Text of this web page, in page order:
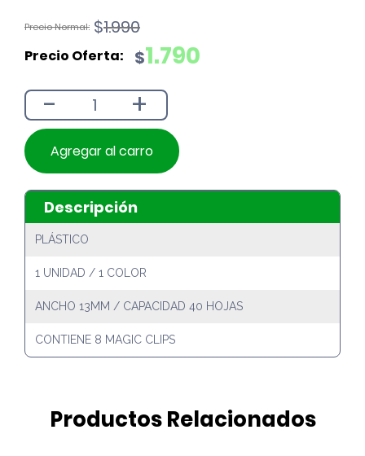
$1.990
El
original
$1.990.
$1.790
El
actual
$1.790.
- +
Agregar al carro
Descripción
PLÁSTICO
1 UNIDAD / 1 COLOR
ANCHO 13MM / CAPACIDAD 40 HOJAS
CONTIENE 8 MAGIC CLIPS
Productos Relacionados